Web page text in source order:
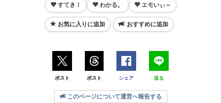
すてき！ わかる。 エモいぃ～
お気に入りに追加 おすすめに追加
ポスト ポスト シェア 送る
このページについて運営へ報告する